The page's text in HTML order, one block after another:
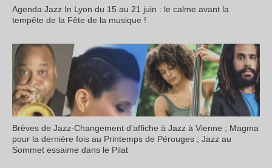
Agenda Jazz In Lyon du 15 au 21 juin : le calme avant la
tempête de la Fête de la musique !
Brèves de Jazz-Changement d’affiche à Jazz à Vienne ; Magma
pour la dernière fois au Printemps de Pérouges ; Jazz au
Sommet essaime dans le Pilat